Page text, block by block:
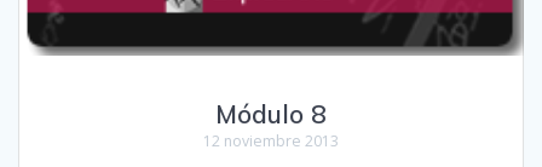
Módulo 8
12 noviembre 2013